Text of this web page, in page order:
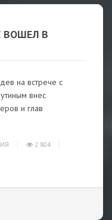
ВОШЕЛ В
на встрече с
внес
и глав
2 804